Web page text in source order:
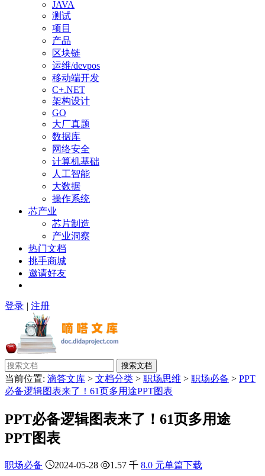
JAVA
测试
项目
产品
区块链
运维/devpos
移动端开发
C+.NET
架构设计
GO
大厂真题
数据库
网络安全
计算机基础
人工智能
大数据
操作系统
芯产业
芯片制造
产业洞察
热门文档
挑手商城
邀请好友
登录 | 注册
搜索文档
当前位置: 滴答文库 > 文档分类 > 职场思维 > 职场必备 > PPT
必备逻辑图表来了！61页多用途PPT图表
PPT必备逻辑图表来了！61页多用途
PPT图表
职场必备 2024-05-28 1.57 千 8.0 元单篇下载